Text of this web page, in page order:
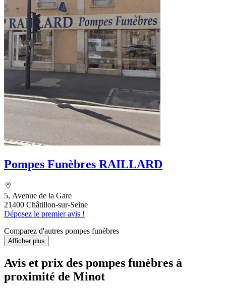
Pompes Funèbres RAILLARD
5, Avenue de la Gare
21400 Châtillon-sur-Seine
Déposez le premier avis !
Comparez d'autres pompes funèbres
Afficher plus
Avis et prix des pompes funèbres à
proximité de Minot